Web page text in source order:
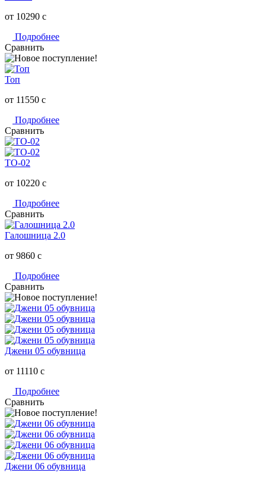
от 10290 c
Подробнее
Сравнить
Топ
от 11550 c
Подробнее
Сравнить
ТО-02
от 10220 c
Подробнее
Сравнить
Галошница 2.0
от 9860 c
Подробнее
Сравнить
Джени 05 обувница
от 11110 c
Подробнее
Сравнить
Джени 06 обувница